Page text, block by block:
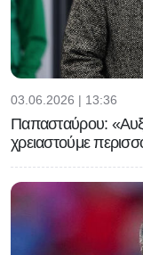
03.06.2026 | 13:36
Παπασταύρου:
χρειαστούμε